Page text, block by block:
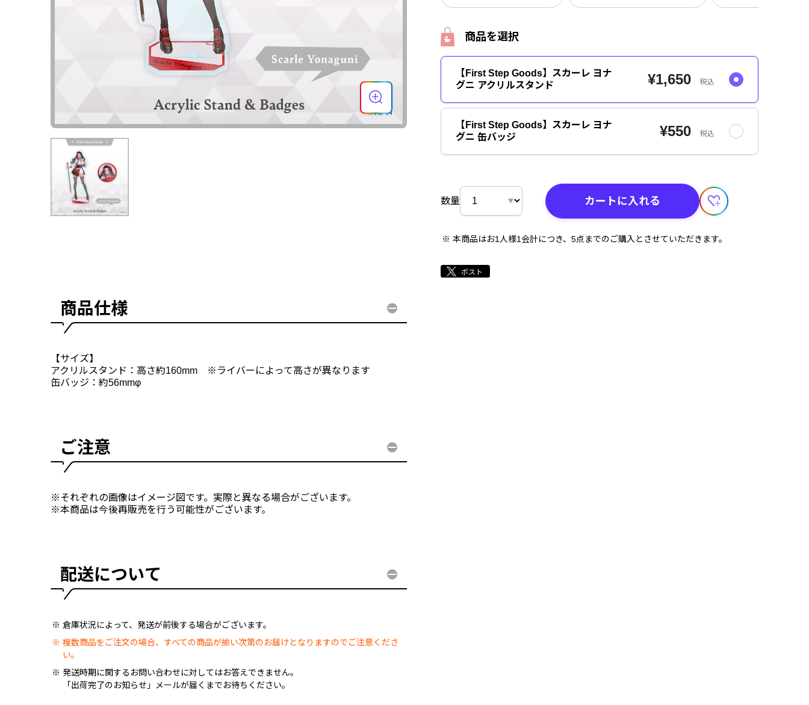
商品を選択
【First Step Goods】スカーレ ヨナ
グニ アクリルスタンド
¥1,650 税込
【First Step Goods】スカーレ ヨナ
グニ 缶バッジ
¥550 税込
数量 カートに入れる
本商品はお1人様1会計につき、5点までのご購入とさせていただきます。
商品仕様
【サイズ】
アクリルスタンド：高さ約160mm ※ライバーによって高さが異なります
缶バッジ：約56mmφ
ご注意
※それぞれの画像はイメージ図です。実際と異なる場合がございます。
※本商品は今後再販売を行う可能性がございます。
配送について
倉庫状況によって、発送が前後する場合がございます。
複数商品をご注文の場合、すべての商品が揃い次第のお届けとなりますのでご注意くださ
い。
発送時期に関するお問い合わせに対してはお答えできません。
「出荷完了のお知らせ」メールが届くまでお待ちください。